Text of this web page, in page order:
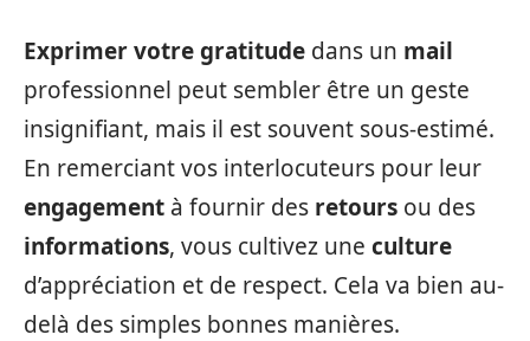
Exprimer votre gratitude dans un mail
professionnel peut sembler être un geste
insignifiant, mais il est souvent sous-estimé.
En remerciant vos interlocuteurs pour leur
engagement à fournir des retours ou des
informations, vous cultivez une culture
d’appréciation et de respect. Cela va bien au-
delà des simples bonnes manières.